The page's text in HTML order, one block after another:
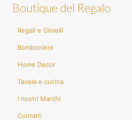
Boutique del Regalo
Regali e Gioielli
Bomboniere
Home Decor
Tavola e cucina
I nostri Marchi
Contatti